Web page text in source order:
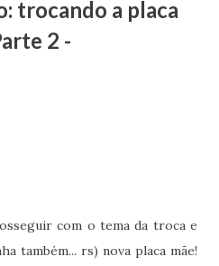
trocando a placa
2 -
também... rs) nova placa mãe!